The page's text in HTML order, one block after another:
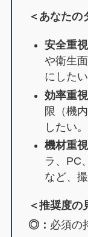
＜あなたの
安全重
や衛生
にしたい
効率重
限（機
したい
機材重
ラ、PC
など、
＜推奨度の
◎： 必須の